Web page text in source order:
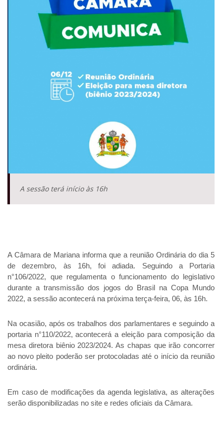
A sessão terá início às 16h
A Câmara de Mariana informa que a reunião Ordinária do dia 5
de dezembro, às 16h, foi adiada. Seguindo a Portaria
n°106/2022, que regulamenta o funcionamento do legislativo
durante a transmissão dos jogos do Brasil na Copa Mundo
2022, a sessão acontecerá na próxima terça-feira, 06, às 16h.
Na ocasião, após os trabalhos dos parlamentares e seguindo a
portaria n°110/2022, acontecerá a eleição para composição da
mesa diretora biênio 2023/2024. As chapas que irão concorrer
ao novo pleito poderão ser protocoladas até o início da reunião
ordinária.
Em caso de modificações da agenda legislativa, as alterações
serão disponibilizadas no site e redes oficiais da Câmara.